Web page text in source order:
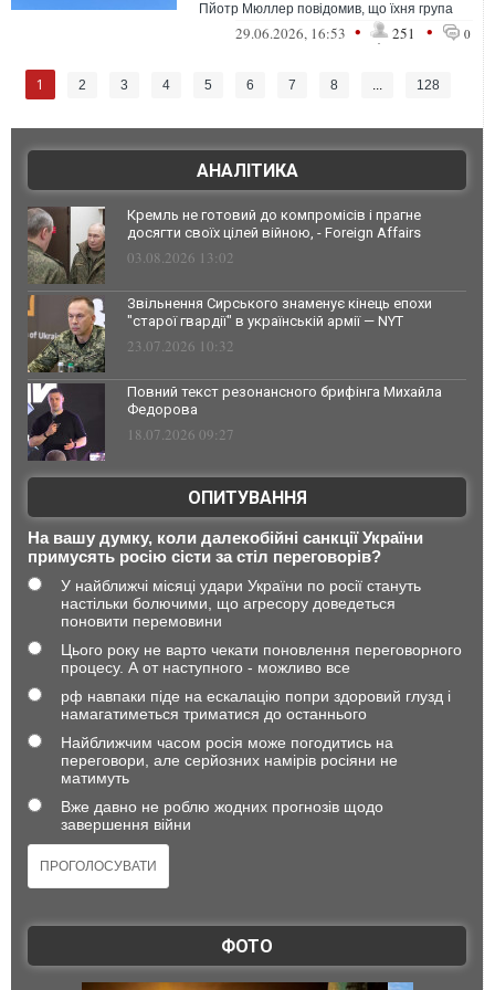
Пйотр Мюллер повідомив, що їхня група
подала пропозицію щодо дебатів ...
29.06.2026, 16:53 • 251 • 0
1 2 3 4 5 6 7 8 ... 128
АНАЛІТИКА
Кремль не готовий до компромісів і прагне
досягти своїх цілей війною, - Foreign Affairs
03.08.2026 13:02
Звільнення Сирського знаменує кінець епохи
"старої гвардії" в українській армії — NYT
23.07.2026 10:32
Повний текст резонансного брифінга Михайла
Федорова
18.07.2026 09:27
ОПИТУВАННЯ
На вашу думку, коли далекобійні санкції України
примусять росію сісти за стіл переговорів?
У найближчі місяці удари України по росії стануть
настільки болючими, що агресору доведеться
поновити перемовини
Цього року не варто чекати поновлення переговорного
процесу. А от наступного - можливо все
рф навпаки піде на ескалацію попри здоровий глузд і
намагатиметься триматися до останнього
Найближчим часом росія може погодитись на
переговори, але серйозних намірів росіяни не
матимуть
Вже давно не роблю жодних прогнозів щодо
завершення війни
ФОТО